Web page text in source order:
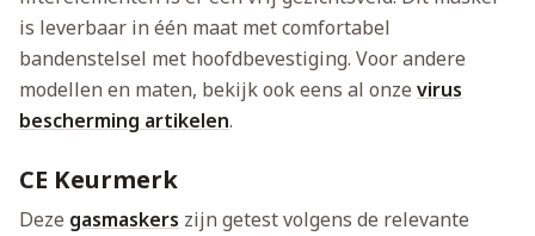
is leverbaar in één maat met comfortabel
bandenstelsel met hoofdbevestiging. Voor andere
modellen en maten, bekijk ook eens al onze virus
bescherming artikelen.
CE Keurmerk
Deze gasmaskers zijn getest volgens de relevante